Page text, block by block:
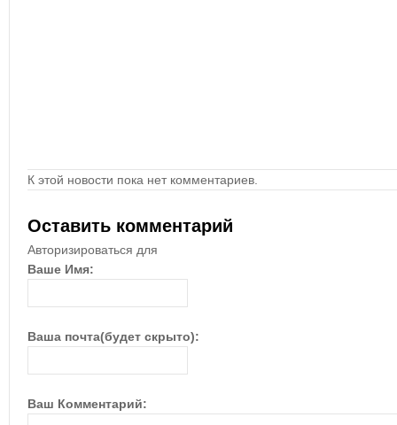
К этой новости пока нет комментариев.
Оставить комментарий
Авторизироваться для
Ваше Имя:
Ваша почта(будет скрыто):
Ваш Комментарий: